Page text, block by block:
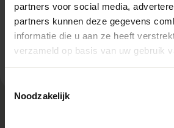
partners voor social media,
partners kunnen deze gegevens
informatie die u aan ze heeft
verzameld op basis van uw gebruik
Noodzakelijk
Selecteren als mijn